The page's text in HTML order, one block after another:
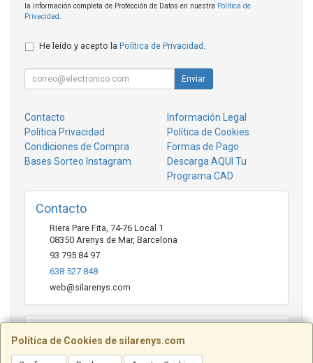
Política de Cookies de silarenys.com
la información completa de Protección de Datos en nuestra Política de
Privacidad
He leído y acepto la Política de Privacidad
Enviar
Contacto
Información Legal
Política Privacidad
Política de Cookies
Condiciones de Compra
Formas de Pago
Bases Sorteo Instagram
Descarga AQUI Tu
Programa CAD
Contacto
Riera Pare Fita, 74-76 Local 1
08350 Arenys de Mar, Barcelona
93 795 84 97
638 527 848
web@silarenys.com
Horario
De lunes a viernes: Mañanas: de 10.00 a 13.30 horas Tardes